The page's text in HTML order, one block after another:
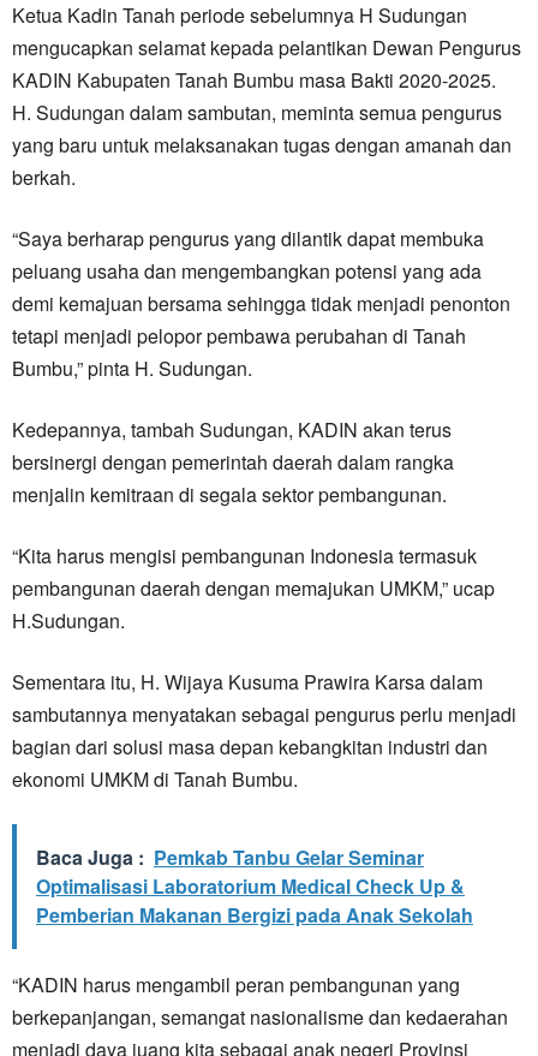
Ketua Kadin Tanah periode sebelumnya H Sudungan
mengucapkan selamat kepada pelantikan Dewan Pengurus
KADIN Kabupaten Tanah Bumbu masa Bakti 2020-2025.
H. Sudungan dalam sambutan, meminta semua pengurus
yang baru untuk melaksanakan tugas dengan amanah dan
berkah.
“Saya berharap pengurus yang dilantik dapat membuka
peluang usaha dan mengembangkan potensi yang ada
demi kemajuan bersama sehingga tidak menjadi penonton
tetapi menjadi pelopor pembawa perubahan di Tanah
Bumbu,” pinta H. Sudungan.
Kedepannya, tambah Sudungan, KADIN akan terus
bersinergi dengan pemerintah daerah dalam rangka
menjalin kemitraan di segala sektor pembangunan.
“Kita harus mengisi pembangunan Indonesia termasuk
pembangunan daerah dengan memajukan UMKM,” ucap
H.Sudungan.
Sementara itu, H. Wijaya Kusuma Prawira Karsa dalam
sambutannya menyatakan sebagai pengurus perlu menjadi
bagian dari solusi masa depan kebangkitan industri dan
ekonomi UMKM di Tanah Bumbu.
Baca Juga : Pemkab Tanbu Gelar Seminar
Optimalisasi Laboratorium Medical Check Up &
Pemberian Makanan Bergizi pada Anak Sekolah
“KADIN harus mengambil peran pembangunan yang
berkepanjangan, semangat nasionalisme dan kedaerahan
menjadi daya juang kita sebagai anak negeri Provinsi